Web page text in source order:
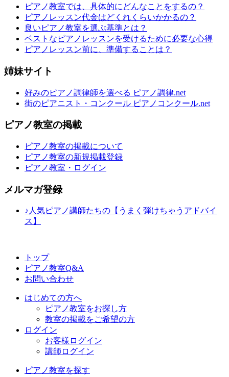
ピアノ教室では、具体的にどんなことをするの？
ピアノレッスン代金はどくれくらいかかるの？
良いピアノ教室を選ぶ基準とは？
ベストなピアノレッスンを受けるために必要な心得
ピアノレッスン前に、準備することは？
姉妹サイト
好みのピアノ調律師を選べる ピアノ調律.net
街のピアニスト・コンクール ピアノコンクール.net
ピアノ教室の掲載
ピアノ教室の掲載について
ピアノ教室の新規掲載登録
ピアノ教室・ログイン
メルマガ登録
♪人気ピアノ講師たちの【うまく弾けちゃうアドバイ
ス】
トップ
ピアノ教室Q&A
お問い合わせ
はじめての方へ
ピアノ教室をお探し方
教室の掲載をご希望の方
ログイン
お客様ログイン
講師ログイン
ピアノ教室を探す